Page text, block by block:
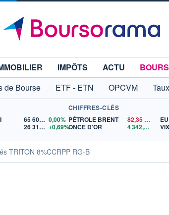
IMPÔTS ACTU
de Bourse ETF - ETN OPCVM Taux
65 606,71 0,00%
26 319,45 +0,69%
CHIFFRES-CLÉS
PÉTROLE BRENT
82,35$US
ONCE D'OR
4 342,26 $US
TRITON 8%CCRPP RG-B